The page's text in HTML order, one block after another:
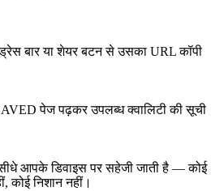
बार या शेयर बटन से उसका URL कॉपी
पेज पढ़कर उपलब्ध क्वालिटी की सूची
आपके डिवाइस पर सहेजी जाती है — कोई
कोई निशान नहीं।